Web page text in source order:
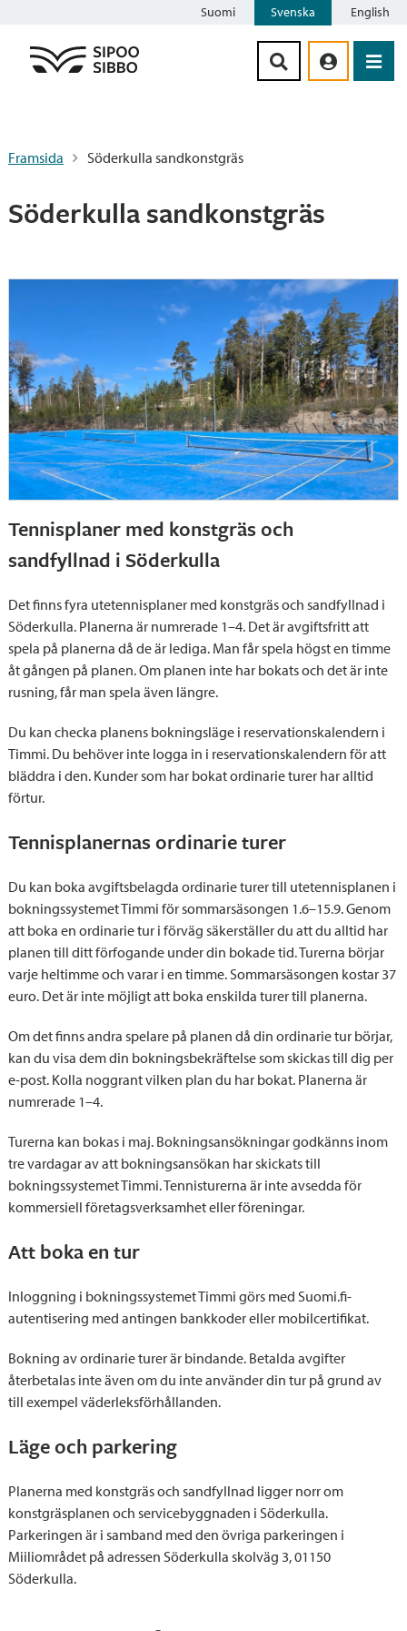
Suomi Svenska English
Framsida Söderkulla sandkonstgräs
Söderkulla sandkonstgräs
Tennisplaner med konstgräs och
sandfyllnad i Söderkulla
Det finns fyra utetennisplaner med konstgräs och sandfyllnad i
Söderkulla. Planerna är numrerade 1–4. Det är avgiftsfritt att
spela på planerna då de är lediga. Man får spela högst en timme
åt gången på planen. Om planen inte har bokats och det är inte
rusning, får man spela även längre.
Du kan checka planens bokningsläge i reservationskalendern i
Timmi. Du behöver inte logga in i reservationskalendern för att
bläddra i den. Kunder som har bokat ordinarie turer har alltid
förtur.
Tennisplanernas ordinarie turer
Du kan boka avgiftsbelagda ordinarie turer till utetennisplanen i
bokningssystemet Timmi för sommarsäsongen 1.6–15.9. Genom
att boka en ordinarie tur i förväg säkerställer du att du alltid har
planen till ditt förfogande under din bokade tid. Turerna börjar
varje heltimme och varar i en timme. Sommarsäsongen kostar 37
euro. Det är inte möjligt att boka enskilda turer till planerna.
Om det finns andra spelare på planen då din ordinarie tur börjar,
kan du visa dem din bokningsbekräftelse som skickas till dig per
e-post. Kolla noggrant vilken plan du har bokat. Planerna är
numrerade 1–4.
Turerna kan bokas i maj. Bokningsansökningar godkänns inom
tre vardagar av att bokningsansökan har skickats till
bokningssystemet Timmi. Tennisturerna är inte avsedda för
kommersiell företagsverksamhet eller föreningar.
Att boka en tur
Inloggning i bokningssystemet Timmi görs med Suomi.fi-
autentisering med antingen bankkoder eller mobilcertifikat.
Bokning av ordinarie turer är bindande. Betalda avgifter
återbetalas inte även om du inte använder din tur på grund av
till exempel väderleksförhållanden.
Läge och parkering
Planerna med konstgräs och sandfyllnad ligger norr om
konstgräsplanen och servicebyggnaden i Söderkulla.
Parkeringen är i samband med den övriga parkeringen i
Miiliområdet på adressen Söderkulla skolväg 3, 01150
Söderkulla.